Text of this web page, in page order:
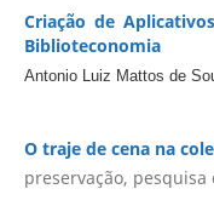
Criação de
Biblioteconomia
Antonio Luiz Mattos de
O traje de cena na
preservação,